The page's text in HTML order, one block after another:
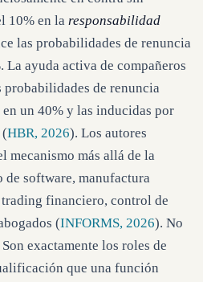
10% en la responsabilidad
las probabilidades de renuncia
ayuda activa de compañeros
de renuncia
un 40% y las inducidas por
HBR, 2026). Los autores
mecanismo más allá de la
software, manufactura
financiero, control de
(INFORMS, 2026). No
exactamente los roles de
que una función